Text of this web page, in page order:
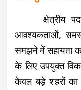
क्षेत्रीय
आवश्यकताओं,
समझने में सहायता
के लिए उपयुक्त
केवल बड़े शहरों का